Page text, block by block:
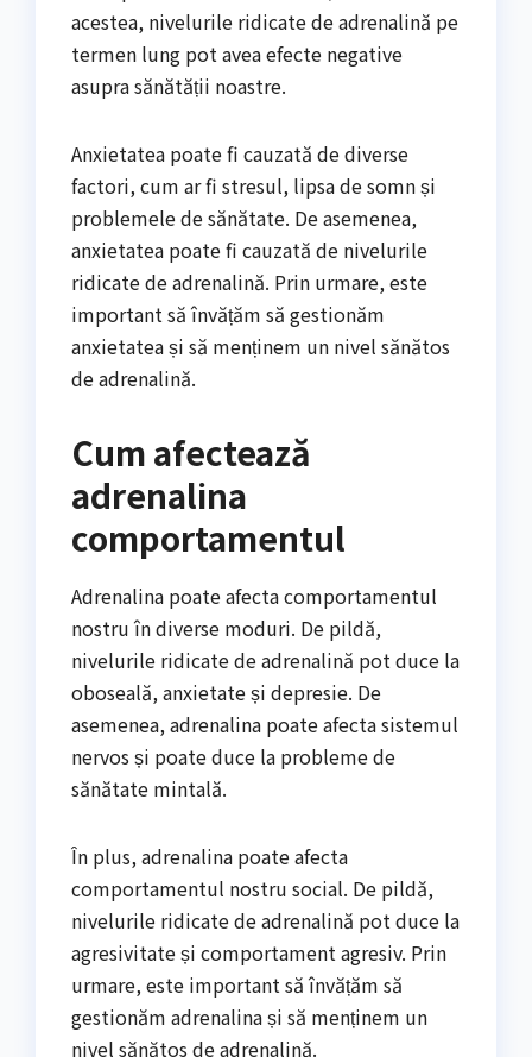
acestea, nivelurile ridicate de adrenalină pe
termen lung pot avea efecte negative
asupra sănătății noastre.
Anxietatea poate fi cauzată de diverse
factori, cum ar fi stresul, lipsa de somn și
problemele de sănătate. De asemenea,
anxietatea poate fi cauzată de nivelurile
ridicate de adrenalină. Prin urmare, este
important să învățăm să gestionăm
anxietatea și să menținem un nivel sănătos
de adrenalină.
Cum afectează
adrenalina
comportamentul
Adrenalina poate afecta comportamentul
nostru în diverse moduri. De pildă,
nivelurile ridicate de adrenalină pot duce la
oboseală, anxietate și depresie. De
asemenea, adrenalina poate afecta sistemul
nervos și poate duce la probleme de
sănătate mintală.
În plus, adrenalina poate afecta
comportamentul nostru social. De pildă,
nivelurile ridicate de adrenalină pot duce la
agresivitate și comportament agresiv. Prin
urmare, este important să învățăm să
gestionăm adrenalina și să menținem un
nivel sănătos de adrenalină.